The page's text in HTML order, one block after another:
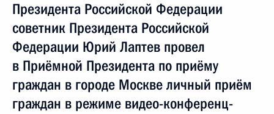
Президента Российской Федерации
советник Президента Российской
Федерации Юрий Лаптев провел
в Приёмной Президента по приёму
граждан в городе Москве личный приём
граждан в режиме видео-конференц-